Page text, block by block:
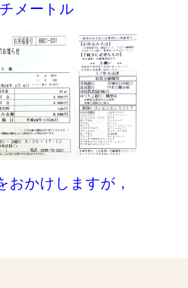
メートル
おかけしますが，